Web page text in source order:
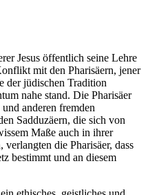
Jesus öffentlich seine Lehre
mit den Pharisäern, jener
der jüdischen Tradition
nahe stand. Die Pharisäer
anderen fremden
Sadduzäern, die sich von
Maße auch in ihrer
die Pharisäer, dass
bestimmt und an diesem